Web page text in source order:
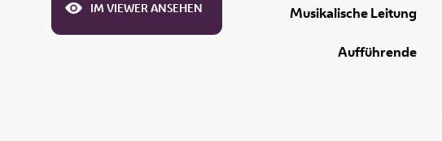
IM VIEWER ANSEHEN Musikalische Leitung
Aufführende